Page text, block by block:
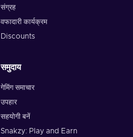
संग्रह
वफादारी कार्यक्रम
Discounts
समुदाय
गेमिंग समाचार
उपहार
सहयोगी बनें
Snakzy: Play and Earn